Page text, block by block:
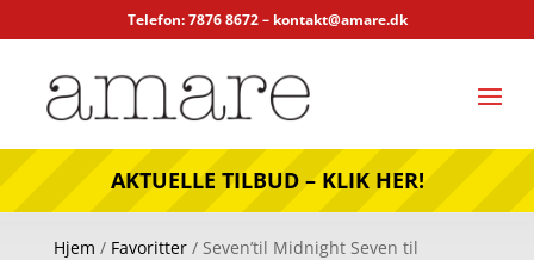
Telefon: 7876 8672 – kontakt@amare.dk
AKTUELLE TILBUD – KLIK HER!
Hjem / Favoritter/ Seven’til Midnight Seven til